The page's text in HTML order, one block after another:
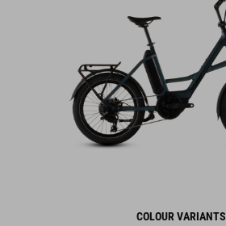
COLOUR VARIANTS